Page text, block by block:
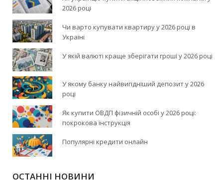
2026 році
Чи варто купувати квартиру у 2026 році в
Україні
У якій валюті краще зберігати гроші у 2026 році
У якому банку найвигідніший депозит у 2026
році
Як купити ОВДП фізичній особі у 2026 році:
покрокова інструкція
Популярні кредити онлайн
ОСТАННІ НОВИНИ